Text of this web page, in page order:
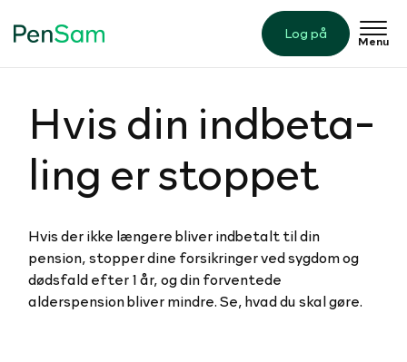
Log på Menu
Hvis din ind­be­ta­
ling er stoppet
Hvis der ikke længere bliver indbetalt til din
pension, stopper dine forsikringer ved sygdom og
dødsfald efter 1 år, og din forventede
alderspension bliver mindre. Se, hvad du skal gøre.